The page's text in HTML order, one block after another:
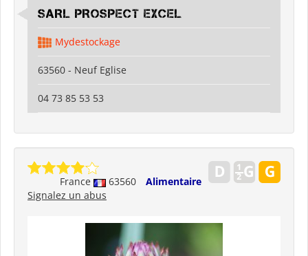
SARL PROSPECT EXCEL
Mydestockage
63560 - Neuf Eglise
04 73 85 53 53
France 63560
Alimentaire
Signalez un abus